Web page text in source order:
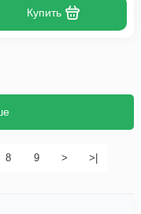
Купить
8 9 > >|